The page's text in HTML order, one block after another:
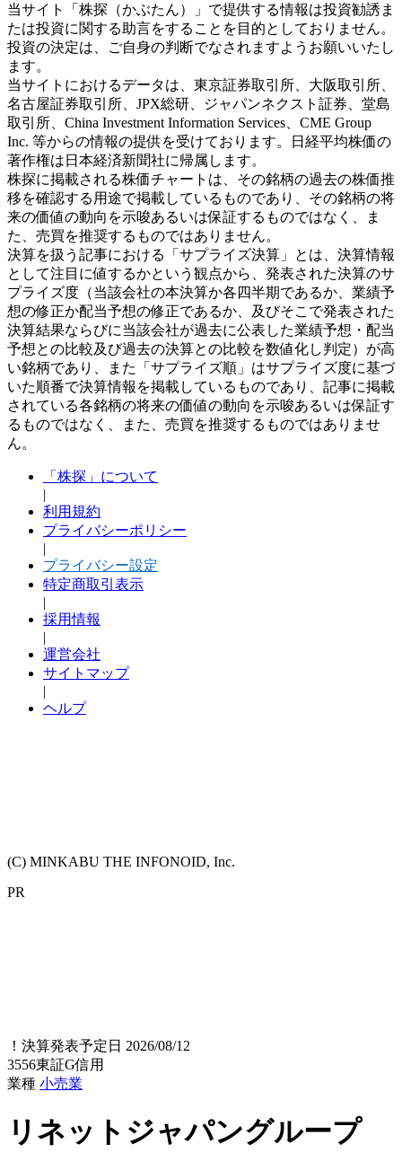
当サイト「株探（かぶたん）」で提供する情報は投資勧誘ま
たは投資に関する助言をすることを目的としておりません。
投資の決定は、ご自身の判断でなされますようお願いいたし
ます。
当サイトにおけるデータは、東京証券取引所、大阪取引所、
名古屋証券取引所、JPX総研、ジャパンネクスト証券、堂島
取引所、China Investment Information Services、CME Group
Inc. 等からの情報の提供を受けております。日経平均株価の
著作権は日本経済新聞社に帰属します。
株探に掲載される株価チャートは、その銘柄の過去の株価推
移を確認する用途で掲載しているものであり、その銘柄の将
来の価値の動向を示唆あるいは保証するものではなく、ま
た、売買を推奨するものではありません。
決算を扱う記事における「サプライズ決算」とは、決算情報
として注目に値するかという観点から、発表された決算のサ
プライズ度（当該会社の本決算か各四半期であるか、業績予
想の修正か配当予想の修正であるか、及びそこで発表された
決算結果ならびに当該会社が過去に公表した業績予想・配当
予想との比較及び過去の決算との比較を数値化し判定）が高
い銘柄であり、また「サプライズ順」はサプライズ度に基づ
いた順番で決算情報を掲載しているものであり、記事に掲載
されている各銘柄の将来の価値の動向を示唆あるいは保証す
るものではなく、また、売買を推奨するものではありませ
ん。
「株探」について
|
利用規約
プライバシーポリシー
|
プライバシー設定
特定商取引表示
|
採用情報
|
運営会社
サイトマップ
|
ヘルプ
(C) MINKABU THE INFONOID, Inc.
PR
！ 決算発表予定日 2026/08/12
3556東証G信用
業種 小売業
リネットジャパングループ